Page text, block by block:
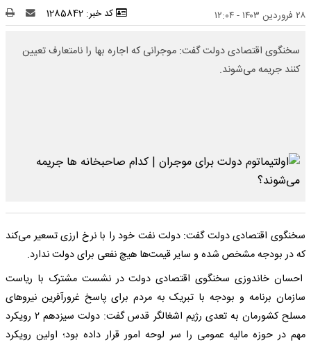
۲۸ فروردین ۱۴۰۳ - ۱۲:۰۴ کد خبر: 1285842
سخنگوی اقتصادی دولت گفت: موجرانی که اجاره بها را نامتعارف تعیین
کنند جریمه می‌شوند.
سخنگوی اقتصادی دولت گفت: دولت نفت خود را با نرخ ارزی تسعیر می‌کند
که در بودجه مشخص شده و سایر قیمت‌ها هیچ نفعی برای دولت ندارد.
احسان خاندوزی سخنگوی اقتصادی دولت در نشست مشترک با ریاست
سازمان برنامه و بودجه با تبریک به مردم برای پاسخ غرورآفرین نیروهای
مسلح کشورمان به تعدی رژیم اشغالگر قدس گفت: دولت سیزدهم ۲ رویکرد
مهم در حوزه مالیه عمومی را سر لوحه امور قرار داده بود؛ اولین رویکرد